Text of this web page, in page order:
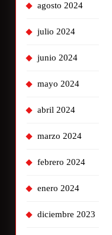
agosto 2024
julio 2024
junio 2024
mayo 2024
abril 2024
marzo 2024
febrero 2024
enero 2024
diciembre 2023